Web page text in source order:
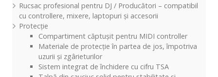
Rucsac profesional pentru DJ / Producători – compatibil
cu controllere, mixere, laptopuri și accesorii
Protecție
Compartiment căptușit pentru MIDI controller
Materiale de protecție în partea de jos, împotriva
uzurii și zgârieturilor
Sistem integrat de închidere cu cifru TSA